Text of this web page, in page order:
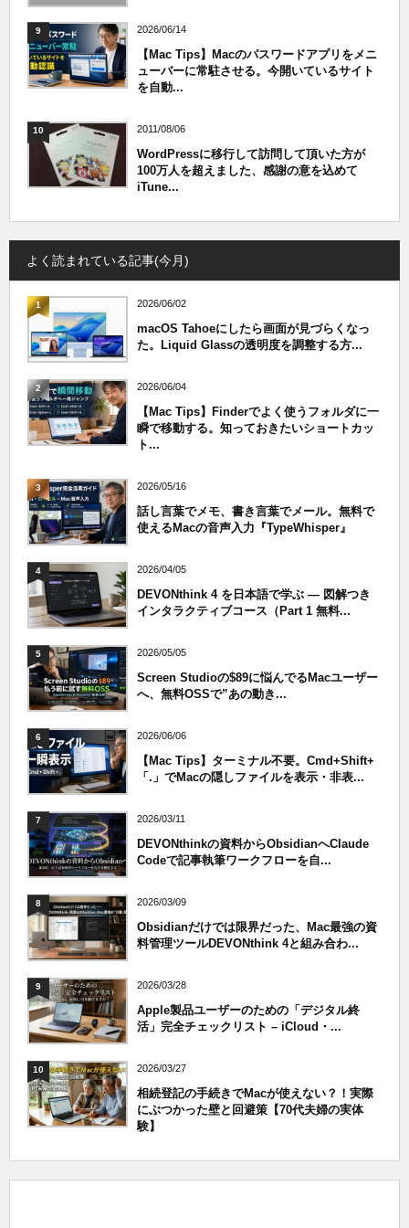
9 2026/06/14
【Mac Tips】Macのパスワードアプリをメニ
ューバーに常駐させる。今開いているサイト
を自動...
10 2011/08/06
WordPressに移行して訪問して頂いた方が
100万人を超えました、感謝の意を込めて
iTune...
よく読まれている記事(今月)
1 2026/06/02
macOS Tahoeにしたら画面が見づらくなっ
た。Liquid Glassの透明度を調整する方...
2 2026/06/04
【Mac Tips】Finderでよく使うフォルダに一
瞬で移動する。知っておきたいショートカッ
ト...
3 2026/05/16
話し言葉でメモ、書き言葉でメール。無料で
使えるMacの音声入力『TypeWhisper』
4 2026/04/05
DEVONthink 4 を日本語で学ぶ — 図解つき
インタラクティブコース（Part 1 無料...
5 2026/05/05
Screen Studioの$89に悩んでるMacユーザー
へ、無料OSSで”あの動き...
6 2026/06/06
【Mac Tips】ターミナル不要。Cmd+Shift+
「.」でMacの隠しファイルを表示・非表...
7 2026/03/11
DEVONthinkの資料からObsidianへClaude
Codeで記事執筆ワークフローを自...
8 2026/03/09
Obsidianだけでは限界だった、Mac最強の資
料管理ツールDEVONthink 4と組み合わ...
9 2026/03/28
Apple製品ユーザーのための「デジタル終
活」完全チェックリスト – iCloud・...
10 2026/03/27
相続登記の手続きでMacが使えない？！実際
にぶつかった壁と回避策【70代夫婦の実体
験】